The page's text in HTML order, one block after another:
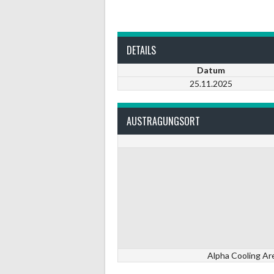
DETAILS
Datum
25.11.2025
AUSTRAGUNGSORT
Alpha Cooling